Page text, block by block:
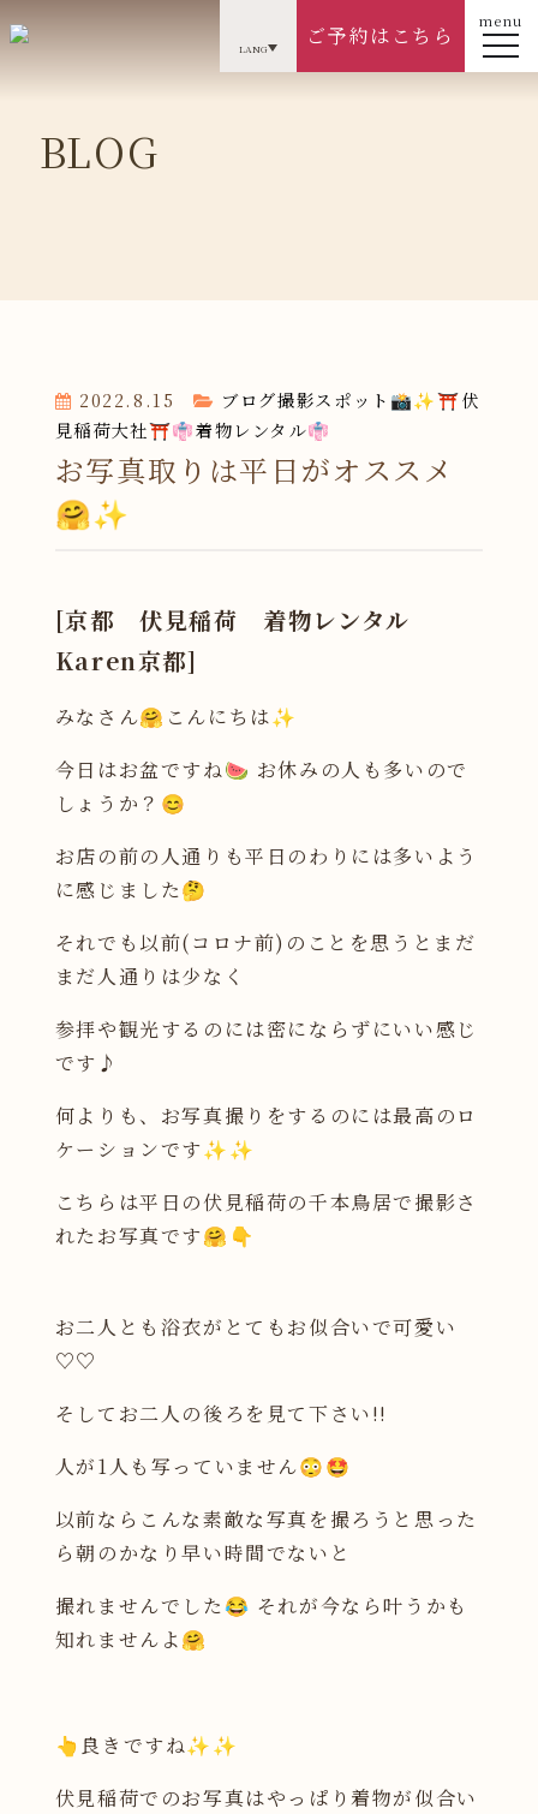
menu
ご予約はこちら
LANG
BLOG
2022.8.15 ブログ撮影スポット📸✨⛩伏
見稲荷大社⛩👘着物レンタル👘
お写真取りは平日がオススメ
🤗✨
[京都 伏見稲荷 着物レンタル
Karen京都]
みなさん🤗こんにちは✨
今日はお盆ですね🍉 お休みの人も多いので
しょうか？😊
お店の前の人通りも平日のわりには多いよう
に感じました🤔
それでも以前(コロナ前)のことを思うとまだ
まだ人通りは少なく
参拝や観光するのには密にならずにいい感じ
です♪
何よりも、お写真撮りをするのには最高のロ
ケーションです✨✨
こちらは平日の伏見稲荷の千本鳥居で撮影さ
れたお写真です🤗👇
お二人とも浴衣がとてもお似合いで可愛い
♡♡
そしてお二人の後ろを見て下さい!!
人が1人も写っていません😳🤩
以前ならこんな素敵な写真を撮ろうと思った
ら朝のかなり早い時間でないと
撮れませんでした😂 それが今なら叶うかも
知れませんよ🤗
👆良きですね✨✨
伏見稲荷でのお写真はやっぱり着物が似合い